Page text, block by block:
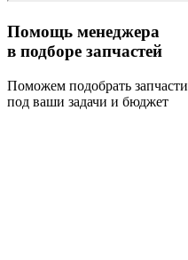
Помощь менеджера
в подборе запчастей
Поможем подобрать запчасти
под ваши задачи и бюджет